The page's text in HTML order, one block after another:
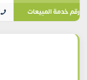
رقم خدمة المبيعات